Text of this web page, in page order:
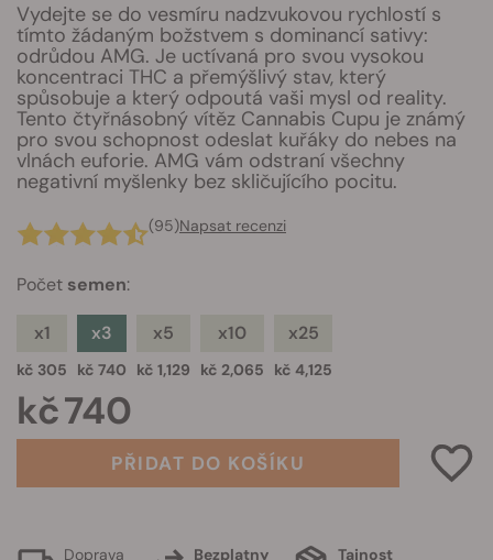
Vydejte se do vesmíru nadzvukovou rychlostí s
tímto žádaným božstvem s dominancí sativy:
odrůdou AMG. Je uctívaná pro svou vysokou
koncentraci THC a přemýšlivý stav, který
spůsobuje a který odpoutá vaši mysl od reality.
Tento čtyřnásobný vítěz Cannabis Cupu je známý
pro svou schopnost odeslat kuřáky do nebes na
vlnách euforie. AMG vám odstraní všechny
negativní myšlenky bez skličujícího pocitu.
(95)Napsat recenzi
Počet semen:
x1
kč 305
x3
kč 740
x5
kč 1,129
x10
kč 2,065
x25
kč 4,125
kč 740
PŘIDAT DO KOŠÍKU
Doprava
Bezplatny
Tajnost